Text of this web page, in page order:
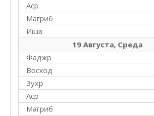
Аср
Магриб
Иша
19 Августа, Среда
Фаджр
Восход
Зухр
Аср
Магриб